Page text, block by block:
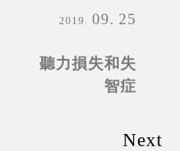
2019 09 25
聽力損失和失
智症
Next